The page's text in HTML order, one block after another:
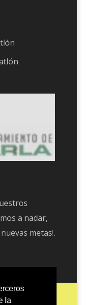
la
a nadar,
metas!.
Entrenos